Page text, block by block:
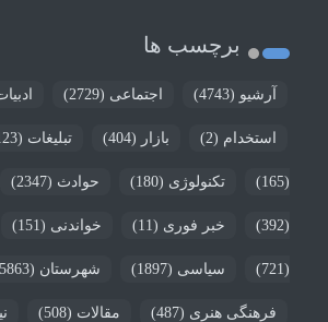
برچسب ها
آرشیو (4743) اجتماعی (2729)
استخدام (2) بازار (404) تبلیغات (123)
(165) تکنولوژی (180) حوادث (2347)
(392) خبر فوری (11) خواندنی (151)
(721) سیاسی (1897) شهرستان (5863)
فرهنگی هنری (487) مقالات (508)